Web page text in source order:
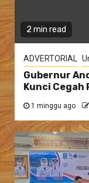
2 min read
ADVERTORIAL
Gubernur
Kunci Cegah
1 minggu ago